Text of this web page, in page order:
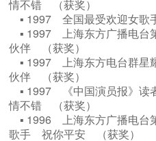
情不错 （获奖）
▪ 1997 ​全国最受欢迎女
▪ 1997 上海东方广播电台
伙伴 （获奖）
▪ 1997 上海东方电台群星
伙伴 （获奖）
▪ 1997 《中国演员报》读
情不错 （获奖）
▪ 1996 ​上海东方广播电台
歌手 祝你平安 （获奖）